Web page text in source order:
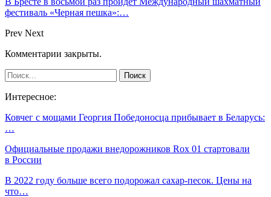
фестиваль «Черная пешка»:…
Prev Next
Комментарии закрыты.
Интересное:
Ковчег с мощами Георгия Победоносца прибывает в Беларусь:
…
Официальные продажи внедорожников Rox 01 стартовали
в России
В 2022 году больше всего подорожал сахар-песок. Цены на
что…